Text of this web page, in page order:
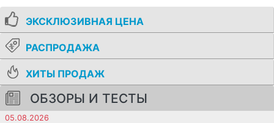
ЭКСКЛЮЗИВНАЯ ЦЕНА
РАСПРОДАЖА
ХИТЫ ПРОДАЖ
ОБЗОРЫ И ТЕСТЫ
05.08.2026